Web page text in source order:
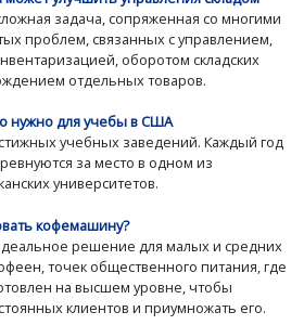
задача, сопряженная со многими
проблем, связанных с управлением,
оборотом складских
отдельных товаров.
нужно для учебы в США
учебных заведений. Каждый год
за место в одном из
университетов.
кофемашину?
решение для малых и средних
точек общественного питания, где
на высшем уровне, чтобы
клиентов и приумножать его.